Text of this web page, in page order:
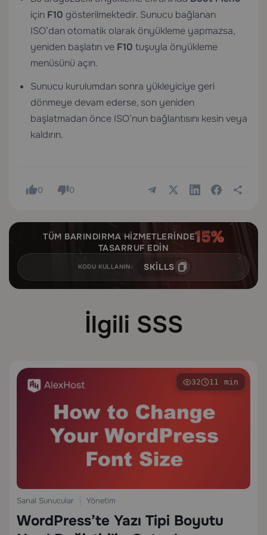
için F10 gösterilmektedir. Sunucu bağlanan
ISO’dan otomatik olarak önyükleme yapmazsa,
yeniden başlatın ve F10 tuşuyla önyükleme
menüsünü açın.
Sunucu kurulumdan sonra yükleyiciye geri
dönmeye devam ederse, son yeniden
başlatmadan önce ISO’nun bağlantısını kesin veya
kaldırın.
0 0
TÜM BARINDIRMA HIZMETLERINDE
TASARRUF EDIN
KODU KULLANIN: SKILLS
İlgili SSS
32 11 min
Sanal Sunucular Yönetim
WordPress’te Yazı Tipi Boyutu